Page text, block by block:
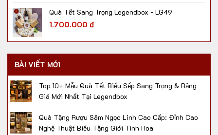
Quà Tết Sang Trọng Legendbox - LG49
1.700.000 ₫
BÀI VIẾT MỚI
Top 10+ Mẫu Quà Tết Biếu Sếp Sang Trọng & Bảng
Giá Mới Nhất Tại Legendbox
Quà Tặng Rượu Sâm Ngọc Linh Cao Cấp: Đỉnh Cao
Nghệ Thuật Biếu Tặng Giới Tinh Hoa